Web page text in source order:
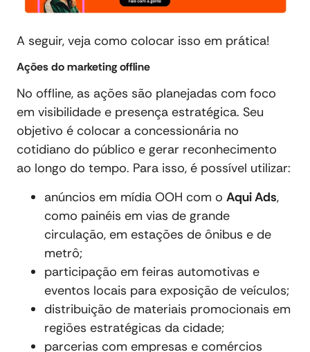
A seguir, veja como colocar isso em prática!
Ações do marketing offline
No offline, as ações são planejadas com foco
em visibilidade e presença estratégica. Seu
objetivo é colocar a concessionária no
cotidiano do público e gerar reconhecimento
ao longo do tempo. Para isso, é possível utilizar:
anúncios em mídia OOH com o Aqui Ads,
como painéis em vias de grande
circulação, em estações de ônibus e de
metrô;
participação em feiras automotivas e
eventos locais para exposição de veículos;
distribuição de materiais promocionais em
regiões estratégicas da cidade;
parcerias com empresas e comércios